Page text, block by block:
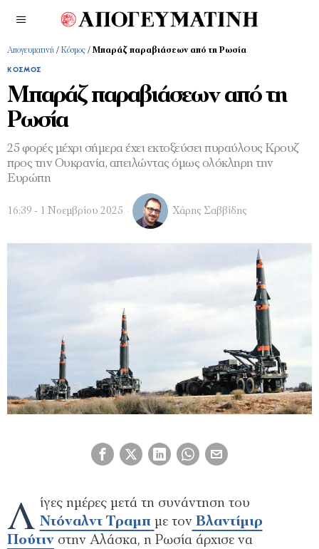
Απογευματινή / Κόσμος / Μπαράζ παραβιάσεων από τη Ρωσία
ΚΌΣΜΟΣ
Μπαράζ παραβιάσεων από τη
Ρωσία
25 φορές μέχρι σήμερα έχει εκτοξεύσει πυραύλους Κρουζ
προς την Ουκρανία, απειλώντας όμως ολόκληρη την
Ευρώπη
16:39 - 1 Νοεμβρίου 2025 Χάρης Σαββίδης
Λ ίγες ημέρες μετά τη συνάντηση του
Ντόναλντ Τραμπ με τονΒλαντίμιρ
Πούτιν στην Αλάσκα, η Ρωσία άρχισε να